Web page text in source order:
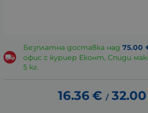
Безплатна доставка над 75.00
офис с куриер Еконт, Спиди
5 кг.
16.36 € / 32.00